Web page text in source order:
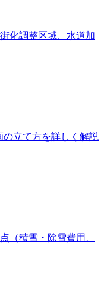
化調整区域、水道加
立て方を詳しく解説
（積雪・除雪費用、